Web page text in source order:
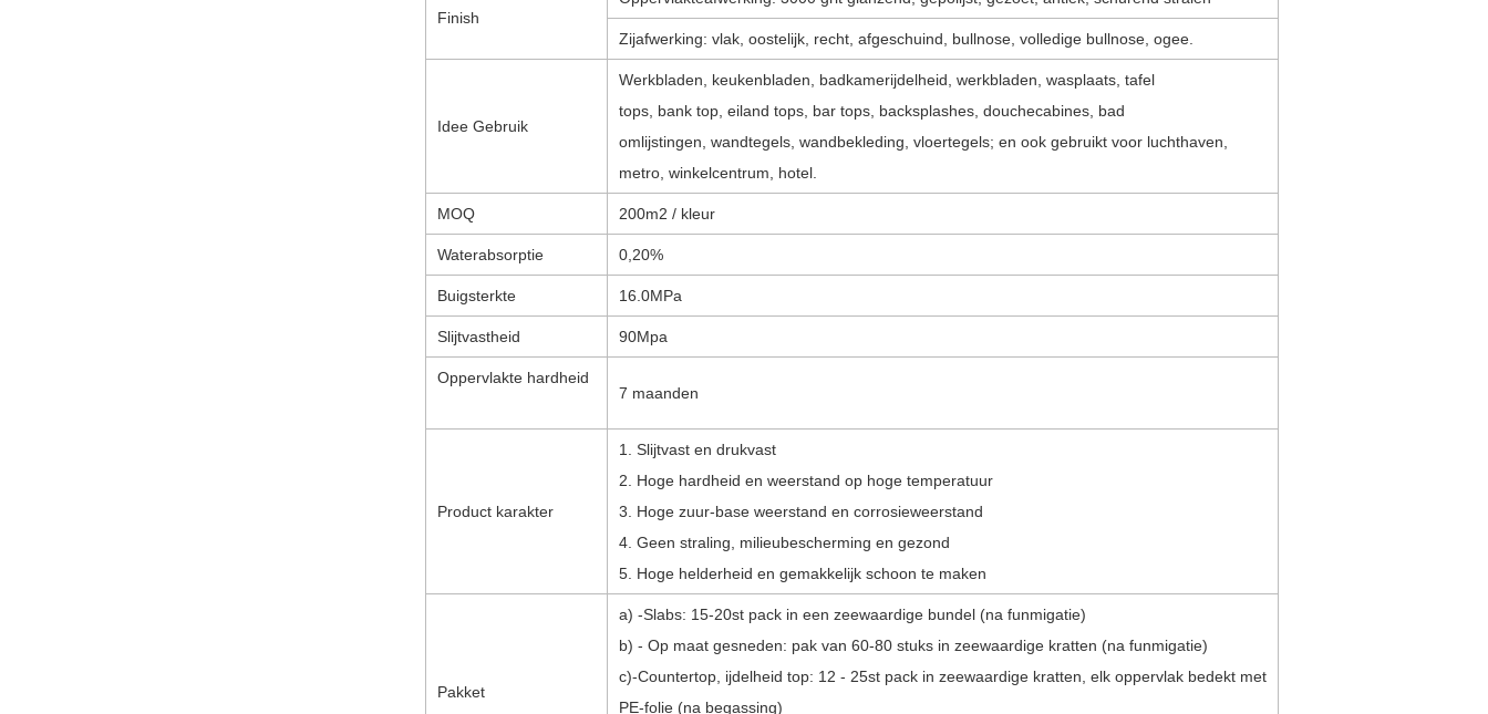
Finish
Zijafwerking: vlak, oostelijk, recht, afgeschuind, bullnose, volledige bullnose, ogee.
Idee Gebruik
Werkbladen, keukenbladen, badkamerijdelheid, werkbladen, wasplaats, tafel
tops, bank top, eiland tops, bar tops, backsplashes, douchecabines, bad
omlijstingen, wandtegels, wandbekleding, vloertegels; en ook gebruikt voor luchthaven,
metro, winkelcentrum, hotel.
MOQ 200m2 / kleur
Waterabsorptie 0,20%
Buigsterkte 16.0MPa
Slijtvastheid 90Mpa
Oppervlakte hardheid
7 maanden
Product karakter
1. Slijtvast en drukvast
2. Hoge hardheid en weerstand op hoge temperatuur
3. Hoge zuur-base weerstand en corrosieweerstand
4. Geen straling, milieubescherming en gezond
5. Hoge helderheid en gemakkelijk schoon te maken
Pakket
a) -Slabs: 15-20st pack in een zeewaardige bundel (na funmigatie)
b) - Op maat gesneden: pak van 60-80 stuks in zeewaardige kratten (na funmigatie)
c)-Countertop, ijdelheid top: 12 - 25st pack in zeewaardige kratten, elk oppervlak bedekt met
PE-folie (na begassing)